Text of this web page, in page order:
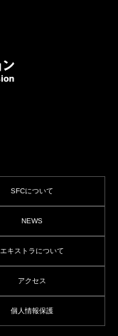
SFCについて
NEWS
エキストラについて
アクセス
個人情報保護